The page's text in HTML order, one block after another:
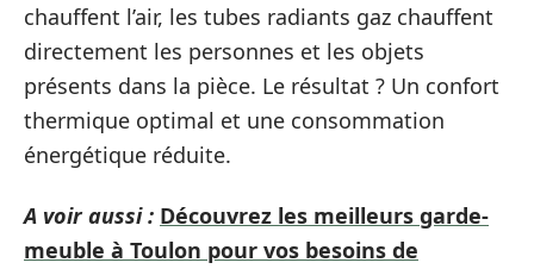
chauffent l’air, les tubes radiants gaz chauffent
directement les personnes et les objets
présents dans la pièce. Le résultat ? Un confort
thermique optimal et une consommation
énergétique réduite.
A voir aussi : Découvrez les meilleurs garde-
meuble à Toulon pour vos besoins de